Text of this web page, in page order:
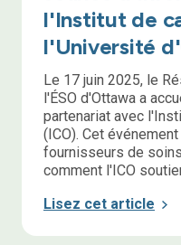
l'Institut de
l'Université
Le 17 juin 2025, le
l'ÉSO d'Ottawa a
partenariat avec
(ICO). Cet
fournisseurs de
comment l'ICO
Lisez cet article